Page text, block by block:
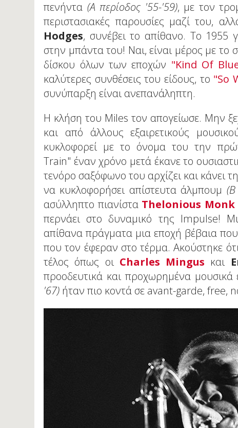
πενήντα (Α περίοδος '55-'59), με τον
περιστασιακές παρουσίες μαζί του,
Hodges, συνέβει το απίθανο. Το 1955
στην μπάντα του! Ναι, είναι μέρος με
δίσκου όλων των εποχών "Kind Οf
καλύτερες συνθέσεις του είδους, το "So
συνύπαρξη είναι ανεπανάληπτη.
Η κλήση του Miles τον απογείωσε. Μην
και από άλλους εξαιρετικούς
κυκλοφορεί με το όνομα του την
Train" έναν χρόνο μετά έκανε το
τενόρο σαξόφωνο του αρχίζει και κάνει
να κυκλοφορήσει απίστευτα άλμπουμ (Β
ασύλληπτο πιανίστα Thelonious Monk
περνάει στο δυναμικό της Impulse!
απίθανα πράγματα μια εποχή βέβαια
που τον έφεραν στο τέρμα. Ακούστηκε
τέλος όπως οι Charles Mingus και
προοδευτικά και προχωρημένα
'67) ήταν πιο κοντά σε avant-garde, free,